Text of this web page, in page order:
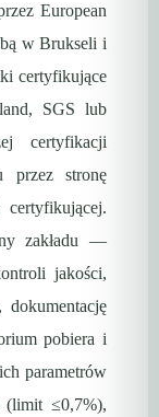
European
w Brukseli i
certyfikujące
SGS lub
certyfikacji
przez stronę
zakładu —
jakości,
pobiera i
parametrów
(limit ≤0,7%),